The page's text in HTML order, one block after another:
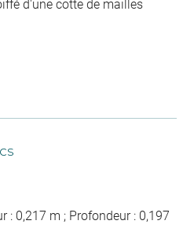
d'une cotte de mailles
: 0,217 m ; Profondeur : 0,197